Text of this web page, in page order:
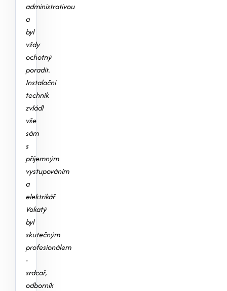
administrativou
a
byl
vždy
ochotný
poradit.
Instalační
technik
zvládl
vše
sám
s
příjemným
vystupováním
a
elektrikář
Vokatý
byl
skutečným
profesionálem
-
srdcař,
odborník